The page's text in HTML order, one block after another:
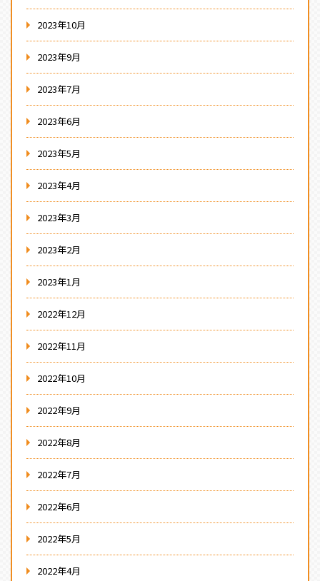
2023年10月
2023年9月
2023年7月
2023年6月
2023年5月
2023年4月
2023年3月
2023年2月
2023年1月
2022年12月
2022年11月
2022年10月
2022年9月
2022年8月
2022年7月
2022年6月
2022年5月
2022年4月